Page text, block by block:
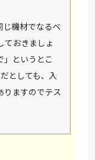
じ機材でなるべ
ておきましょ
」というとこ
としても、入
りますのでテス